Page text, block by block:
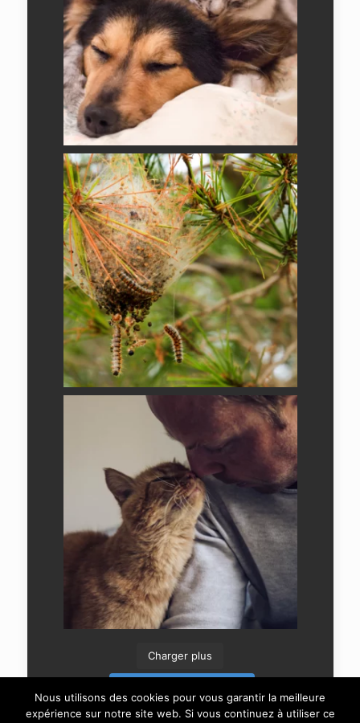
Charger plus
Nous utilisons des cookies pour vous garantir la meilleure
expérience sur notre site web. Si vous continuez à utiliser ce